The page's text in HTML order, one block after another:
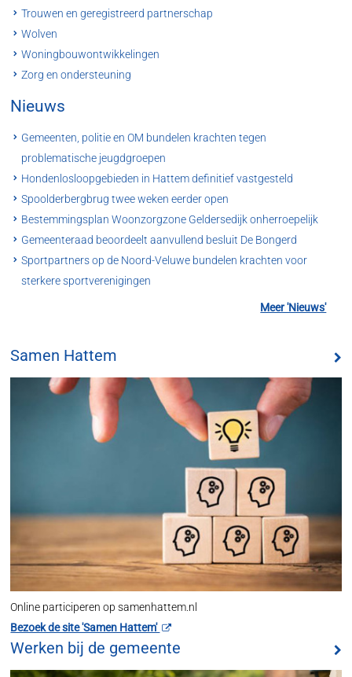
Trouwen en geregistreerd partnerschap
Wolven
Woningbouwontwikkelingen
Zorg en ondersteuning
Nieuws
Gemeenten, politie en OM bundelen krachten tegen
problematische jeugdgroepen
Hondenlosloopgebieden in Hattem definitief vastgesteld
Spoolderbergbrug twee weken eerder open
Bestemmingsplan Woonzorgzone Geldersedijk onherroepelijk
Gemeenteraad beoordeelt aanvullend besluit De Bongerd
Sportpartners op de Noord-Veluwe bundelen krachten voor
sterkere sportverenigingen
Meer 'Nieuws'
Samen Hattem
Online participeren op samenhattem.nl
Bezoek de site 'Samen Hattem'
Werken bij de gemeente